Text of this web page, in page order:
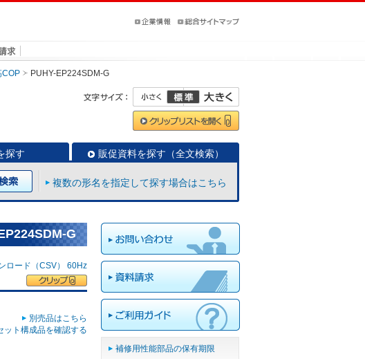
COP PUHY-EP224SDM-G
探す 販促資料を探す（全文検索）
複数の形名を指定して探す場合はこちら
G
ロード（CSV） 60Hz
別売品はこちら
ット構成品を確認する
補修用性能部品の保有期限